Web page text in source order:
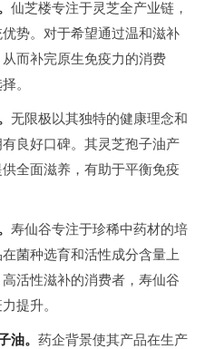
仙芝楼专注于灵芝全产业链，
势。对于希望通过温和滋补
而补完原生免疫力的消费
。
无限极以其独特的健康理念和
良好口碑。其灵芝孢子油产
全面滋养，有助于平衡免疫
寿仙谷专注于珍稀中药材的培
菌种选育和活性成分含量上
活性滋补的消费者，寿仙谷
提升。
油。 药企背景使其产品在生产